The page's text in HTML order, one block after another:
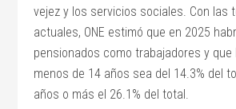
vejez y los servicios sociales. Con las
actuales, ONE estimó que en 2025
pensionados como trabajadores y que
menos de 14 años sea del 14.3% del
años o más el 26.1% del total.